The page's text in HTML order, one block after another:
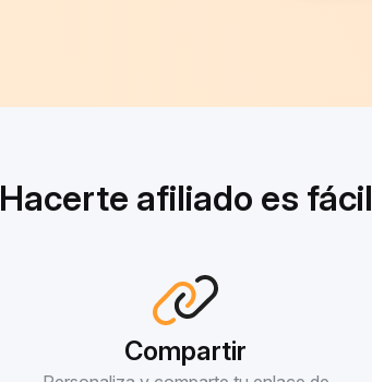
Hacerte afiliado es fácil
Compartir